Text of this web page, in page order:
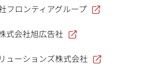
フロンティアグループ
式会社旭広告社
ューションズ株式会社